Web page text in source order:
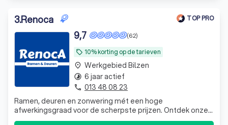
3.Renoca TOP PRO
local_offer 10% korting op de tarieven
(62)
9,7
Ramen, deuren en zonwering mét een hoge
afwerkingsgraad voor de scherpste prijzen. Ontdek onze
kwaliteit en correcte service.
place Werkgebied Bilzen
timelapse 6 jaar actief
phone 013 48 08 23